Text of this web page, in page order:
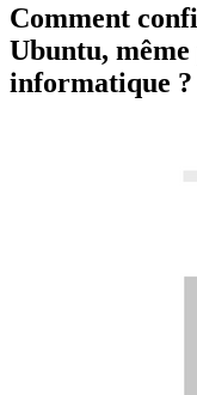
Comment
Ubuntu, même
informatique ?